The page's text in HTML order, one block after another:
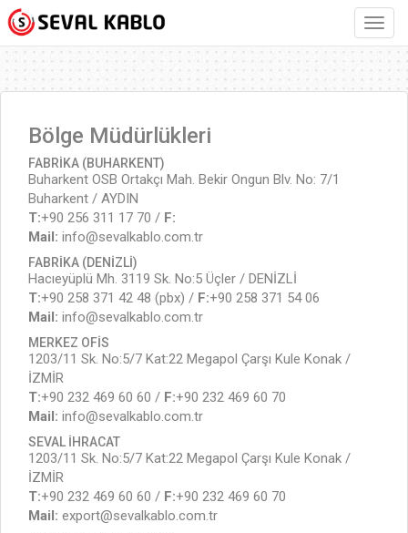
Bölge Müdürlükleri
FABRİKA (BUHARKENT)
Buharkent OSB Ortakçı Mah. Bekir Ongun Blv. No: 7/1
Buharkent / AYDIN
T:+90 256 311 17 70 / F:
Mail: info@sevalkablo.com.tr
FABRİKA (DENİZLİ)
Hacıeyüplü Mh. 3119 Sk. No:5 Üçler / DENİZLİ
T:+90 258 371 42 48 (pbx) / F:+90 258 371 54 06
Mail: info@sevalkablo.com.tr
MERKEZ OFİS
1203/11 Sk. No:5/7 Kat:22 Megapol Çarşı Kule Konak /
İZMİR
T:+90 232 469 60 60 / F:+90 232 469 60 70
Mail: info@sevalkablo.com.tr
SEVAL İHRACAT
1203/11 Sk. No:5/7 Kat:22 Megapol Çarşı Kule Konak /
İZMİR
T:+90 232 469 60 60 / F:+90 232 469 60 70
Mail: export@sevalkablo.com.tr